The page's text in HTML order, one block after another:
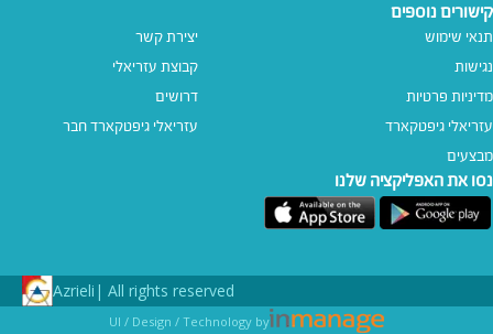
קישורים נוספים
תנאי שימוש
נגישות
מדיניות פרטיות
עזריאלי גיפטקארד
מבצעים
יצירת קשר
קבוצת עזריאלי
דרושים
עזריאלי גיפטקארד חבר‎
נסו את האפליקציה שלנו
All rights reserved |
Azrieli
UI / Design / Technology by